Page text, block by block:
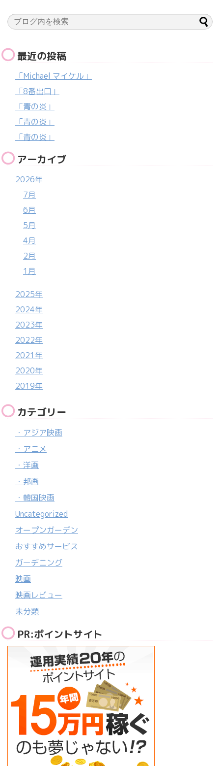
最近の投稿
「Michael マイケル」
「8番出口」
「青の炎」
「青の炎」
「青の炎」
アーカイブ
2026年
7月
6月
5月
4月
2月
1月
2025年
2024年
2023年
2022年
2021年
2020年
2019年
カテゴリー
・アジア映画
・アニメ
・洋画
・邦画
・韓国映画
Uncategorized
オープンガーデン
おすすめサービス
ガーデニング
映画
映画レビュー
未分類
PR:ポイントサイト